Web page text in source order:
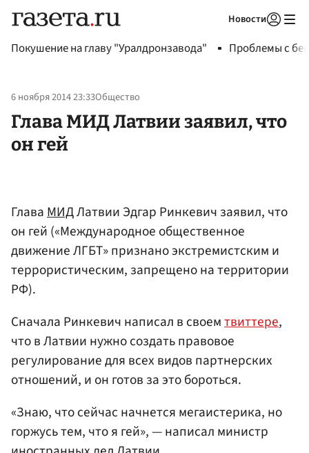
Новости
Покушение на главу "Уралдронзавода" Проблемы с
6 ноября 2014 23:33Общество
Глава МИД Латвии заявил, что
он гей
ГлаваМИДЛатвии Эдгар Ринкевич заявил, что
он гей («Международное общественное
движение ЛГБТ» признано экстремистским и
террористическим, запрещено на территории
РФ).
Сначала Ринкевич написал в своемтвиттере,
что в Латвии нужно создать правовое
регулирование для всех видов партнерских
отношений, и он готов за это бороться.
«Знаю, что сейчас начнется мегаистерика, но
горжусь тем, что я гей», — написал министр